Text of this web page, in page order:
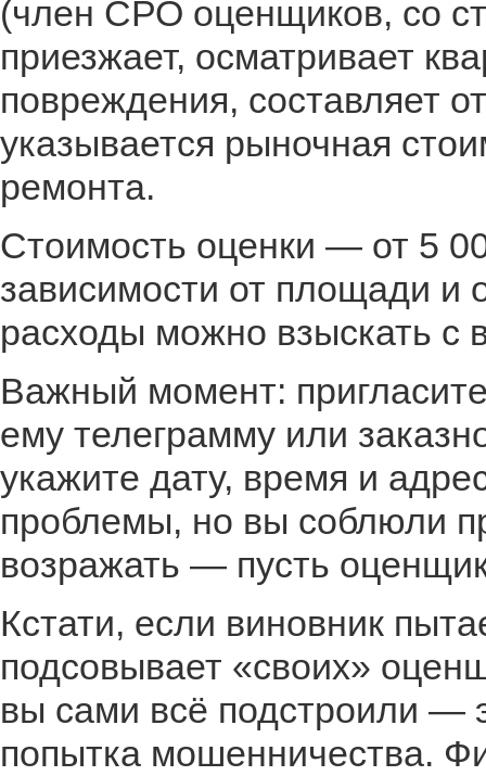
(член СРО оценщиков, со
приезжает, осматривает
повреждения, составляет
указывается рыночная
ремонта.
Стоимость оценки — от 5
зависимости от площади и
расходы можно взыскать с
Важный момент:
ему телеграмму или
укажите дату, время и
проблемы, но вы соблюли
возражать — пусть
Кстати, если виновник
подсовывает «своих»
вы сами всё подстроили —
попытка мошенничества.